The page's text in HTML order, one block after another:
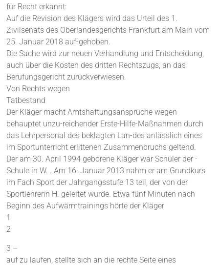
für Recht erkannt:
Auf die Revision des Klägers wird das Urteil des 1.
Zivilsenats des Oberlandesgerichts Frankfurt am Main vom
25. Januar 2018 auf-gehoben.
Die Sache wird zur neuen Verhandlung und Entscheidung,
auch über die Kosten des dritten Rechtszugs, an das
Berufungsgericht zurückverwiesen.
Von Rechts wegen
Tatbestand
Der Kläger macht Amtshaftungsansprüche wegen
behauptet unzu-reichender Erste-Hilfe-Maßnahmen durch
das Lehrpersonal des beklagten Lan-des anlässlich eines
im Sportunterricht erlittenen Zusammenbruchs geltend.
Der am 30. April 1994 geborene Kläger war Schüler der -
Schule in W. . Am 16. Januar 2013 nahm er am Grundkurs
im Fach Sport der Jahrgangsstufe 13 teil, der von der
Sportlehrerin H. geleitet wurde. Etwa fünf Minuten nach
Beginn des Aufwärmtrainings hörte der Kläger
1
2
3 –
auf zu laufen, stellte sich an die rechte Seite eines